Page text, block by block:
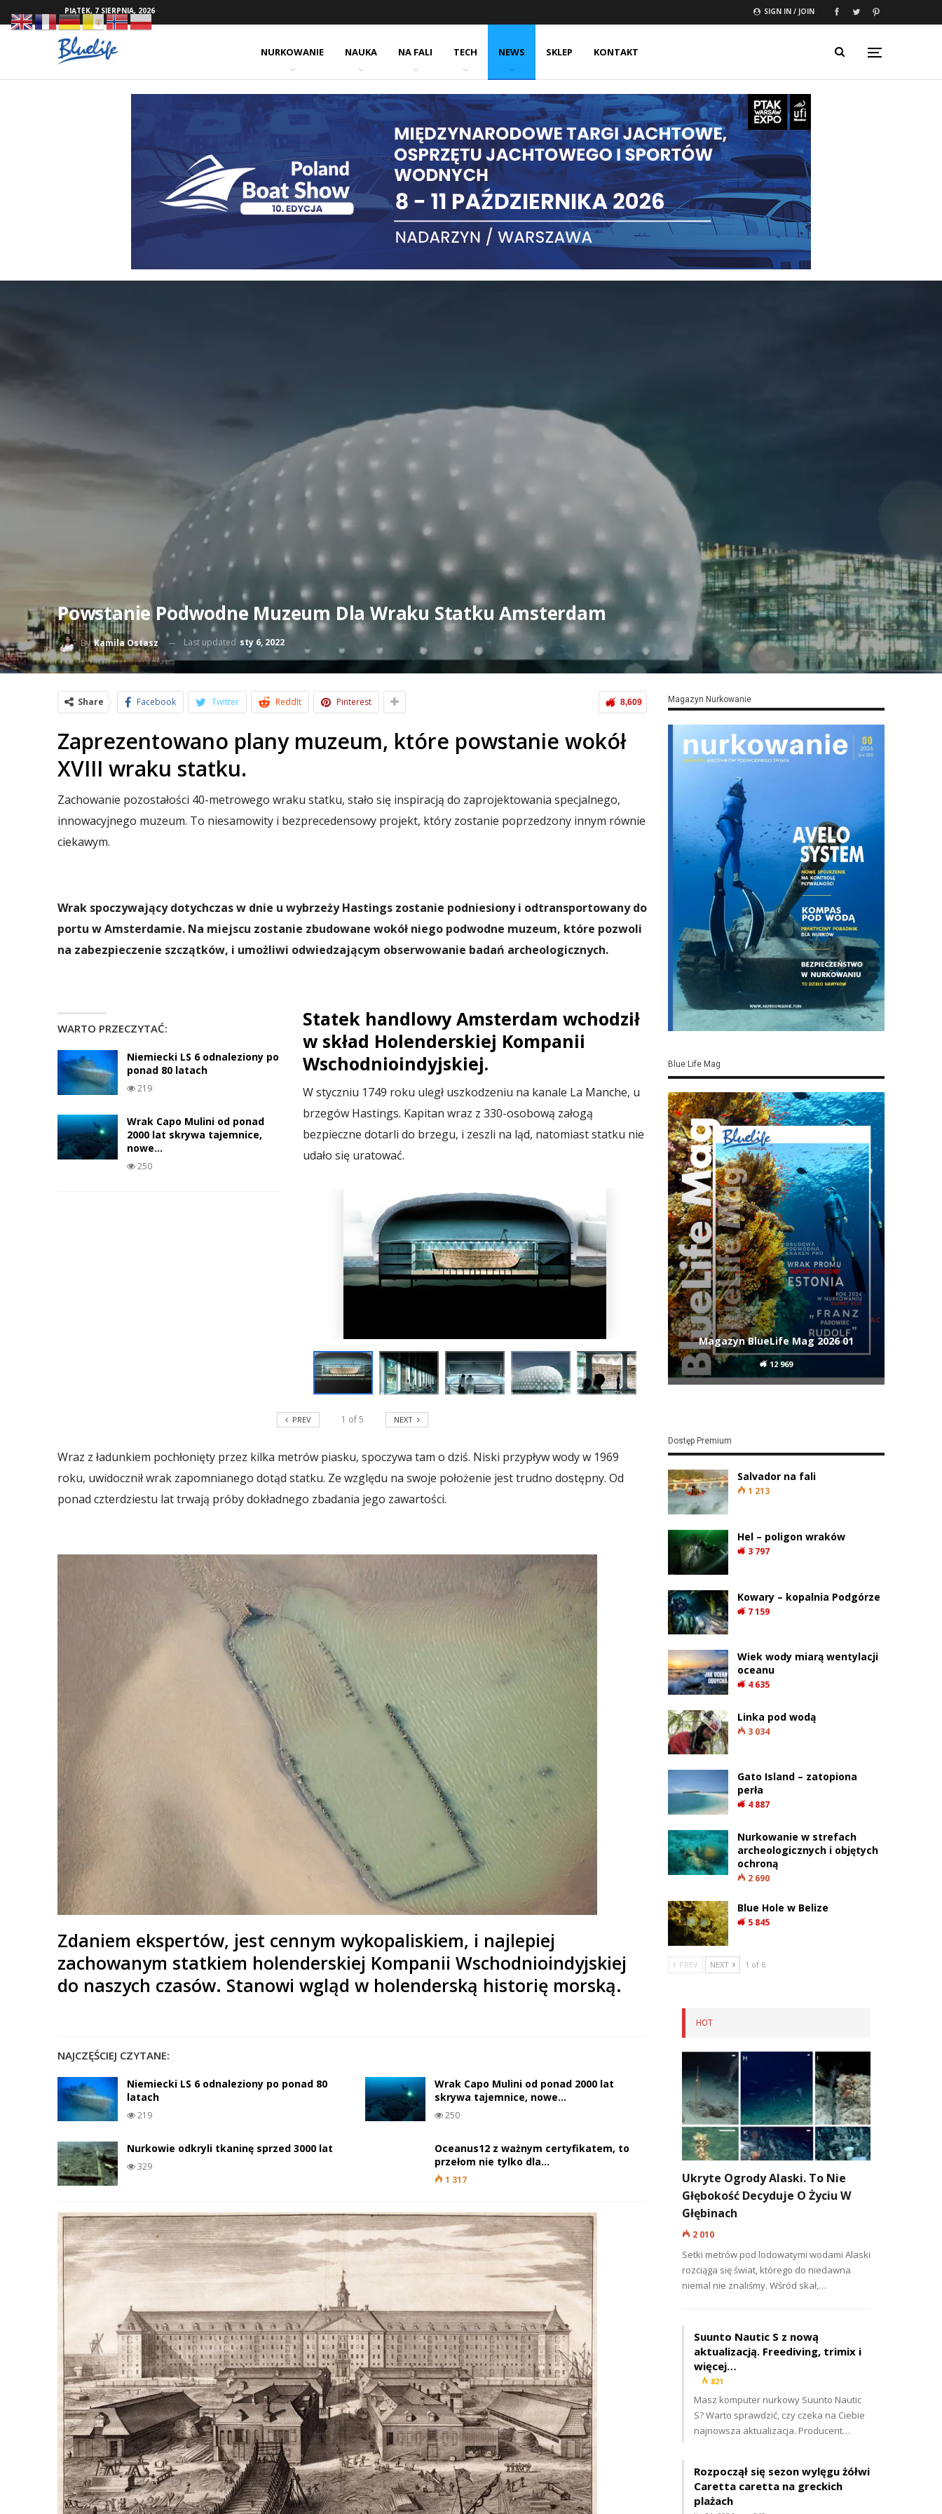
SIGN IN / JOIN
PIĄTEK, 7 SIERPNIA, 2026
NURKOWANIE NAUKA NA FALI TECH NEWS SKLEP KONTAKT
Powstanie Podwodne Muzeum Dla Wraku Statku Amsterdam
ByKamila Ostasz Last updated sty 6, 2022
8,609
Share Facebook Twitter ReddIt Pinterest
Zaprezentowano plany muzeum, które powstanie wokół
XVIII wraku statku.
Zachowanie pozostałości 40-metrowego wraku statku, stało się inspiracją do zaprojektowania specjalnego,
innowacyjnego muzeum. To niesamowity i bezprecedensowy projekt, który zostanie poprzedzony innym równie
ciekawym.
Wrak spoczywający dotychczas w dnie u wybrzeży Hastings zostanie podniesiony i odtransportowany do
portu w Amsterdamie. Na miejscu zostanie zbudowane wokół niego podwodne muzeum, które pozwoli
na zabezpieczenie szczątków, i umożliwi odwiedzającym obserwowanie badań archeologicznych.
WARTO PRZECZYTAĆ:
Niemiecki LS 6 odnaleziony po
ponad 80 latach
219
Wrak Capo Mulini od ponad
2000 lat skrywa tajemnice,
nowe…
250
Statek handlowy Amsterdam wchodził
w skład Holenderskiej Kompanii
Wschodnioindyjskiej.
W styczniu 1749 roku uległ uszkodzeniu na kanale La Manche, u
brzegów Hastings. Kapitan wraz z 330-osobową załogą
bezpieczne dotarli do brzegu, i zeszli na ląd, natomiast statku nie
udało się uratować.
PREV 1 of5 NEXT
Wraz z ładunkiem pochłonięty przez kilka metrów piasku, spoczywa tam o dziś. Niski przypływ wody w 1969
roku, uwidocznił wrak zapomnianego dotąd statku. Ze względu na swoje położenie jest trudno dostępny. Od
ponad czterdziestu lat trwają próby dokładnego zbadania jego zawartości.
Zdaniem ekspertów, jest cennym wykopaliskiem, i najlepiej
zachowanym statkiem holenderskiej Kompanii Wschodnioindyjskiej
do naszych czasów. Stanowi wgląd w holenderską historię morską.
NAJCZĘŚCIEJ CZYTANE:
Niemiecki LS 6 odnaleziony po ponad 80
latach
219
Wrak Capo Mulini od ponad 2000 lat
skrywa tajemnice, nowe…
250
Nurkowie odkryli tkaninę sprzed 3000 lat
329
Oceanus12 z ważnym certyfikatem, to
przełom nie tylko dla…
1 317
Magazyn Nurkowanie
Blue Life Mag
Magazyn BlueLife Mag 2026 01
12 969
Dostęp Premium
Salvador na fali
1 213
Hel – poligon wraków
3 797
Kowary – kopalnia Podgórze
7 159
Wiek wody miarą wentylacji
oceanu
4 635
Linka pod wodą
3 034
Gato Island – zatopiona
perła
4 887
Nurkowanie w strefach
archeologicznych i objętych
ochroną
2 690
Blue Hole w Belize
5 845
PREV NEXT 1 of 6
HOT
Ukryte Ogrody Alaski. To Nie
Głębokość Decyduje O Życiu W
Głębinach
2 010
Setki metrów pod lodowatymi wodami Alaski
rozciąga się świat, którego do niedawna
niemal nie znaliśmy. Wśród skał,…
Suunto Nautic S z nową
aktualizacją. Freediving, trimix i
więcej…
821
Masz komputer nurkowy Suunto Nautic
S? Warto sprawdzić, czy czeka na Ciebie
najnowsza aktualizacja. Producent…
Rozpoczął się sezon wylęgu żółwi
Caretta caretta na greckich
plażach